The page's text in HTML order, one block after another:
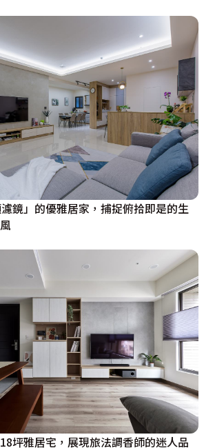
鏡」的優雅居家，捕捉俯拾即是的生
坪雅居宅，展現旅法調香師的迷人品